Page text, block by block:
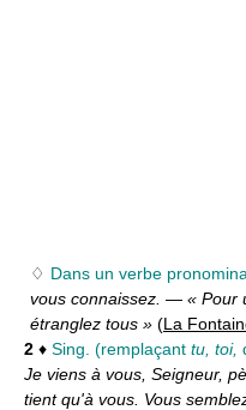
♢ Dans un verbe
vous connaissez. — « Pour
étranglez tous » (La
2 ♦ Sing. (remplaçant tu, toi,
Je viens à vous, Seigneur,
tient qu'à vous. Vous